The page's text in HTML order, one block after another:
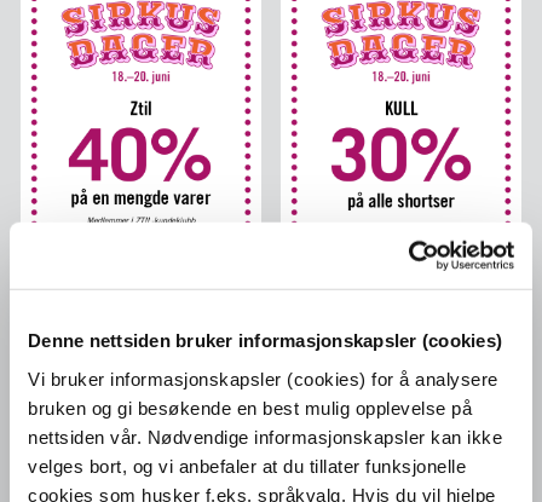
Denne nettsiden bruker informasjonskapsler (cookies)
Vi bruker informasjonskapsler (cookies) for å analysere
bruken og gi besøkende en best mulig opplevelse på
nettsiden vår. Nødvendige informasjonskapsler kan ikke
velges bort, og vi anbefaler at du tillater funksjonelle
cookies som husker f.eks. språkvalg. Hvis du vil hjelpe